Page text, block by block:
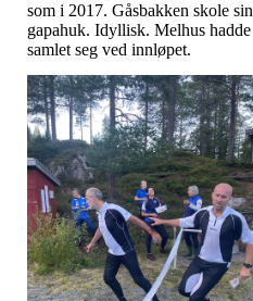
som i 2017. Gåsbakken skole sin
gapahuk. Idyllisk. Melhus hadde
samlet seg ved innløpet.